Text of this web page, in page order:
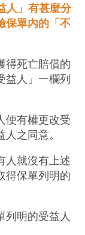
人」有甚麼分
保單內的「不
得死亡賠償的
益人」一欄列
便有權更改受
之同意。
人就沒有上述
得保單列明的
列明的受益人